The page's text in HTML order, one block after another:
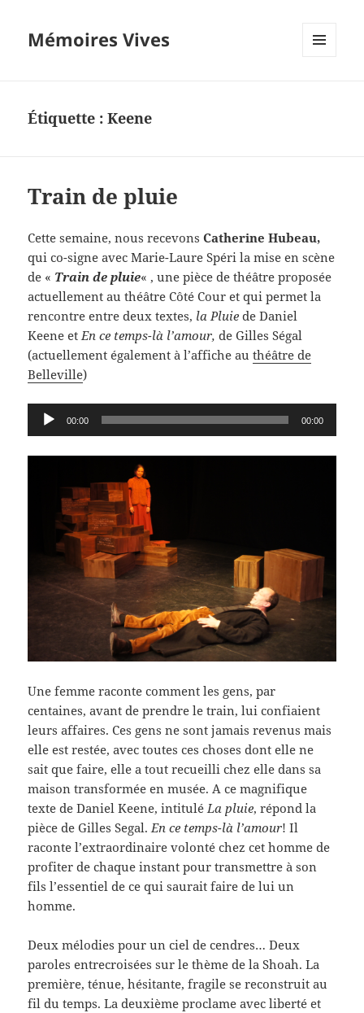
Mémoires Vives
Étiquette :Keene
Train de pluie
Cette semaine, nous recevons Catherine Hubeau,
qui co-signe avec Marie-Laure Spéri la mise en scène
de « Train de pluie« , une pièce de théâtre proposée
actuellement au théâtre Côté Cour et qui permet la
rencontre entre deux textes, la Pluie de Daniel
Keene etEn ce temps-là l’amour, de Gilles Ségal
(actuellement également à l’affiche authéâtre de
Belleville)
Lecteur
audio
00:00 00:00
Une femme raconte comment les gens, par
centaines, avant de prendre le train, lui confiaient
leurs affaires. Ces gens ne sont jamais revenus mais
elle est restée, avec toutes ces choses dont elle ne
sait que faire, elle a tout recueilli chez elle dans sa
maison transformée en musée. A ce magnifique
texte de Daniel Keene, intitulé La pluie, répond la
pièce de Gilles Segal. En ce temps-là l’amour! Il
raconte l’extraordinaire volonté chez cet homme de
profiter de chaque instant pour transmettre à son
fils l’essentiel de ce qui saurait faire de lui un
homme.
Deux mélodies pour un ciel de cendres… Deux
paroles entrecroisées sur le thème de la Shoah. La
première, ténue, hésitante, fragile se reconstruit au
fil du temps. La deuxième proclame avec liberté et